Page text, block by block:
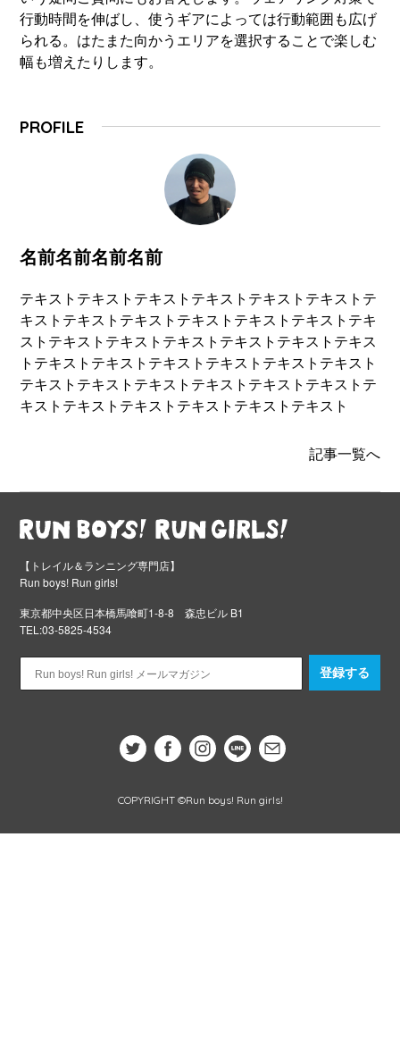
行動時間を伸ばし、使うギアによっては行動範囲も広げ
られる。はたまた向かうエリアを選択することで楽しむ
幅も増えたりします。
PROFILE
名前名前名前名前
テキストテキストテキストテキストテキストテキストテ
キストテキストテキストテキストテキストテキストテキ
ストテキストテキストテキストテキストテキストテキス
トテキストテキストテキストテキストテキストテキスト
テキストテキストテキストテキストテキストテキストテ
キストテキストテキストテキストテキストテキスト
記事一覧へ
【トレイル＆ランニング専門店】
Run boys! Run girls!
東京都中央区日本橋馬喰町1-8-8 森忠ビル B1
TEL:03-5825-4534
登録する
COPYRIGHT ©Run boys! Run girls!